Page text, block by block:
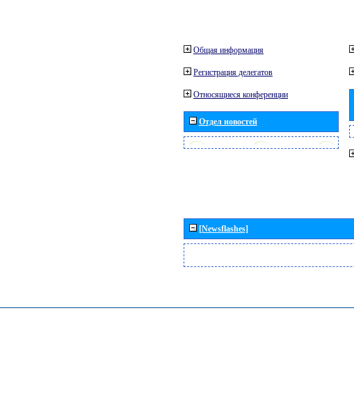
Общая информация
Регистрация делегатов
Относящиеся конференции
Отдел новостей
[Newsflashes]